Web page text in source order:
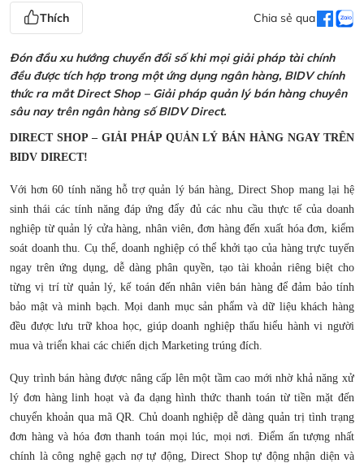
Thích Chia sẻ qua
Đón đầu xu hướng chuyển đổi số khi mọi giải pháp tài chính
đều được tích hợp trong một ứng dụng ngân hàng, BIDV chính
thức ra mắt Direct Shop – Giải pháp quản lý bán hàng chuyên
sâu nay trên ngân hàng số BIDV Direct.
DIRECT SHOP – GIẢI PHÁP QUẢN LÝ BÁN HÀNG NGAY TRÊN
BIDV DIRECT!
Với hơn 60 tính năng hỗ trợ quản lý bán hàng, Direct Shop mang lại hệ
sinh thái các tính năng đáp ứng đẩy đủ các nhu cầu thực tế của doanh
nghiệp từ quản lý cửa hàng, nhân viên, đơn hàng đến xuất hóa đơn, kiểm
soát doanh thu. Cụ thể, doanh nghiệp có thể khởi tạo của hàng trực tuyến
ngay trên ứng dụng, dễ dàng phân quyền, tạo tài khoản riêng biệt cho
từng vị trí từ quản lý, kế toán đến nhân viên bán hàng để đảm bảo tính
bảo mật và minh bạch. Mọi danh mục sản phẩm và dữ liệu khách hàng
đều được lưu trữ khoa học, giúp doanh nghiệp thấu hiểu hành vi người
mua và triển khai các chiến dịch Marketing trúng đích.
Quy trình bán hàng được nâng cấp lên một tầm cao mới nhờ khả năng xử
lý đơn hàng linh hoạt và đa dạng hình thức thanh toán từ tiền mặt đến
chuyển khoản qua mã QR. Chủ doanh nghiệp dễ dàng quản trị tình trạng
đơn hàng và hóa đơn thanh toán mọi lúc, mọi nơi. Điểm ấn tượng nhất
chính là công nghệ gạch nợ tự động, Direct Shop tự động nhận diện và